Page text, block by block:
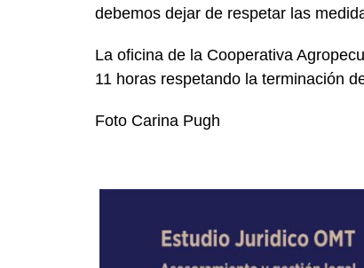
debemos dejar de respetar las
La oficina de la Cooperativa
11 horas respetando la terminación
Foto Carina Pugh